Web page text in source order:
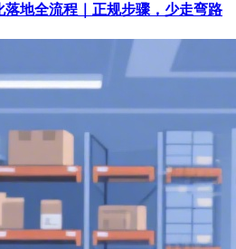
地全流程｜正规步骤，少走弯路